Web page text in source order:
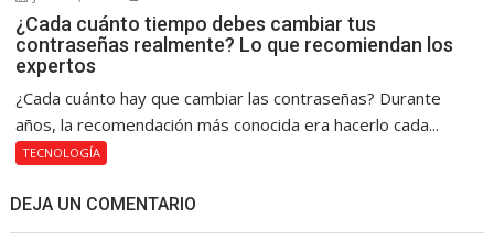
¿Cada cuánto tiempo debes cambiar tus
contraseñas realmente? Lo que recomiendan los
expertos
¿Cada cuánto hay que cambiar las contraseñas? Durante
años, la recomendación más conocida era hacerlo cada...
TECNOLOGÍA
DEJA UN COMENTARIO